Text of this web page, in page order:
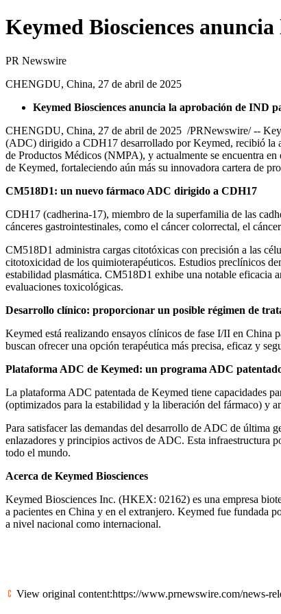
Keymed Biosciences
PR Newswire
CHENGDU, China, 27 de abril de 2025
Keymed Biosciences anuncia la aprobación de IND
CHENGDU, China, 27 de abril de 2025 /PRNewswire/ --
(ADC) dirigido a CDH17 desarrollado por Keymed, recibió la
de Productos Médicos (NMPA), y actualmente se encuentra en
de Keymed, fortaleciendo aún más su innovadora cartera de
CM518D1: un nuevo fármaco ADC dirigido a CDH17
CDH17 (cadherina-17), miembro de la superfamilia de las
cánceres gastrointestinales, como el cáncer colorrectal, el
CM518D1 administra cargas citotóxicas con precisión a las
citotoxicidad de los quimioterapéuticos. Estudios preclínicos
estabilidad plasmática. CM518D1 exhibe una notable eficacia
evaluaciones toxicológicas.
Desarrollo clínico: proporcionar un posible régimen de
Keymed está realizando ensayos clínicos de fase I/II en China
buscan ofrecer una opción terapéutica más precisa, eficaz y
Plataforma ADC de Keymed: un programa ADC
La plataforma ADC patentada de Keymed tiene capacidades
(optimizados para la estabilidad y la liberación del fármaco) y
Para satisfacer las demandas del desarrollo de ADC de última
enlazadores y principios activos de ADC. Esta infraestructura
todo el mundo.
Acerca de Keymed Biosciences
Keymed Biosciences Inc. (HKEX: 02162) es una empresa
a pacientes en China y en el extranjero. Keymed fue fundada
a nivel nacional como internacional.
View original content:https://www.prnewswire.com/news-